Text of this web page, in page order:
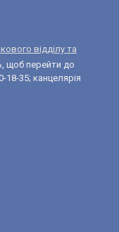
відділу та
щоб перейти до
18-35; канцелярія